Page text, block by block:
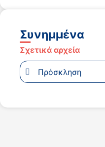
Συνημμένα
Σχετικά αρχεία
Πρόσκληση